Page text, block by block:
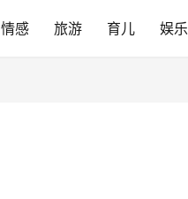
情感 旅游 育儿 娱乐